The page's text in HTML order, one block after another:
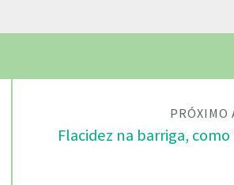
PRÓXIMO
Flacidez na barriga,